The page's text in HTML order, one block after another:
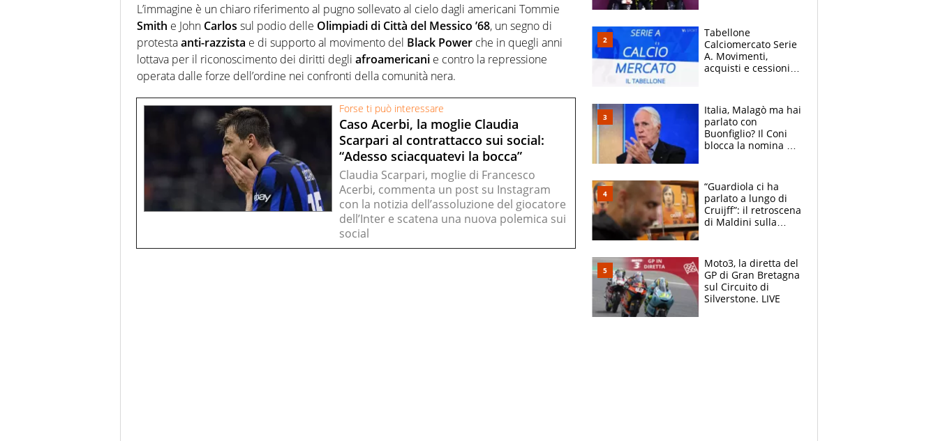
L’immagine è un chiaro riferimento al pugno sollevato al cielo dagli americani Tommie
Smith e John Carlos sul podio delle Olimpiadi di Città del Messico ’68, un segno di
protestaanti-razzista e di supporto al movimento del Black Power che in quegli anni
lottava per il riconoscimento dei diritti degli afroamericani e contro la repressione
operata dalle forze dell’ordine nei confronti della comunità nera.
Forse ti può interessare
Caso Acerbi, la moglie Claudia
Scarpari al contrattacco sui social:
“Adesso sciacquatevi la bocca”
Claudia Scarpari, moglie di Francesco
Acerbi, commenta un post su Instagram
con la notizia dell’assoluzione del giocatore
dell’Inter e scatena una nuova polemica sui
social
Tabellone
Calciomercato Serie
A. Movimenti,
acquisti e cessioni:
Italia, Malagò ma hai
parlato con
Buonfiglio? Il Coni
blocca la nomina di
“Guardiola ci ha
parlato a lungo di
Cruijff”: il retroscena
di Maldini sulla
Moto3, la diretta del
GP di Gran Bretagna
sul Circuito di
Silverstone. LIVE